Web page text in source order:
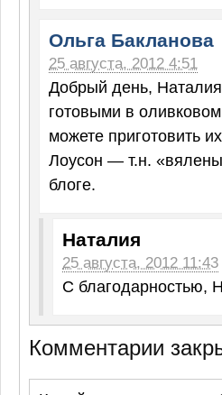
Ольга Бакланова
25 августа, 2012 4:51
Добрый день,
готовыми в
можете приготовить
Лоусон — т.н.
блоге.
Наталия
25 августа, 2012 11:43
С благодарностью,
Комментарии